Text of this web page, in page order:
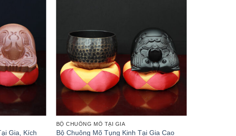
Bộ Chuông Mõ
BỘ CHUÔNG MÕ TẠI GIA
Bộ Chuông Mõ Tụng Kinh Tại Gia, Kích